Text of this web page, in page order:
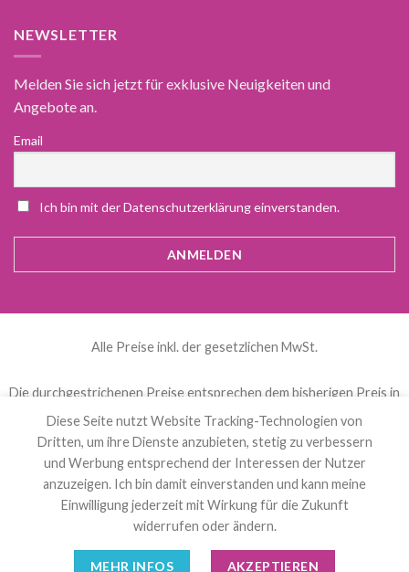
NEWSLETTER
Melden Sie sich jetzt für exklusive Neuigkeiten und
Angebote an.
Email
Ich bin mit der Datenschutzerklärung einverstanden.
Alle Preise inkl. der gesetzlichen MwSt.
Die durchgestrichenen Preise entsprechen dem bisherigen Preis in
diesem Online-Shop.
Diese Seite nutzt Website Tracking-Technologien von
Dritten, um ihre Dienste anzubieten, stetig zu verbessern
und Werbung entsprechend der Interessen der Nutzer
anzuzeigen. Ich bin damit einverstanden und kann meine
Einwilligung jederzeit mit Wirkung für die Zukunft
widerrufen oder ändern.
MEHR INFOS AKZEPTIEREN
العربية(Arabisch) Čeština(Tschechisch)
Nederlands
Französisch) Deutsch
Español(Spanisch) Svenska(Schwedisch